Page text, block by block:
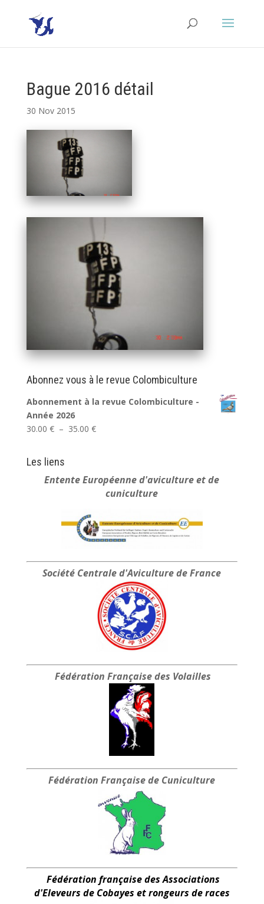
Bague 2016 détail
30 Nov 2015
Abonnez vous à le revue Colombiculture
Abonnement à la revue Colombiculture -
Année 2026
30.00 € – 35.00 €Plage
à
35.00 €
Les liens
Entente Européenned'aviculture et de
cuniculture
Société Centraled'Aviculture de France
Fédération Française des Volailles
Fédération Française de Cuniculture
Fédération française des Associations
d'Eleveurs de Cobayes et rongeurs de races